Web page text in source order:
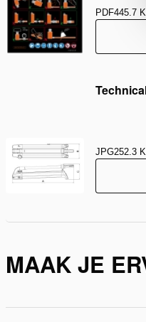
PDF445.7
JPG252.3
MAAK JE